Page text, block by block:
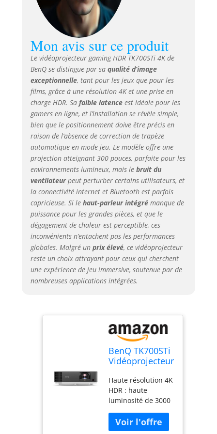
compatible avec les
principales
(Sony PS4, PS5,
Nintendo Switch,
Xbox Series X et
Google Stadia).
Offre des images
énormes,
lumineuses et
nettes, ainsi que
des audio égalisés.
Installation facile :
zoom de 1,2 x pour
offrir une flexibilité
dans les distances
de projection,
correction
trapézoïdale
verticale 2D
automatique,
réglage de rotation
d'image pour
images carrées.
EXTENSION SANS
FIN: Android TV
avec certification
Google et boutique
dernières
applications
d'Android, films,
programmes,
sports (en direct)
jeux, musique, etc.
Mon avis sur ce produit
Le vidéoprojecteur gaming HDR TK700STi 4K de
BenQ se distingue par sa qualité d’image
exceptionnelle, tant pour les jeux que pour les
films, grâce à une résolution 4K et une prise en
charge HDR. Sa faible latenceest idéale pour les
gamers en ligne, et l’installation se révèle simple,
bien que le positionnement doive être précis en
raison de l’absence de correction de trapèze
automatique en mode jeu. Le modèle offre une
projection atteignant 300 pouces, parfaite pour les
environnements lumineux, mais le bruit du
ventilateurpeut perturber certains utilisateurs, et
la connectivité internet et Bluetooth est parfois
capricieuse. Si le haut-parleur intégrémanque de
puissance pour les grandes pièces, et que le
dégagement de chaleur est perceptible, ces
inconvénients n’entachent pas les performances
globales. Malgré un prix élevé, ce vidéoprojecteur
reste un choix attrayant pour ceux qui cherchent
une expérience de jeu immersive, soutenue par de
nombreuses applications intégrées.
BenQ TK700STi
Vidéoprojecteur
| 16 ms @ 60Hz
| Faible Latence
| 3000lm |
Courte focale |
Android TV |
Haute résolution 4K
HDR : haute
luminosité de 3000
compatible avec 4K
HDR, images de 100